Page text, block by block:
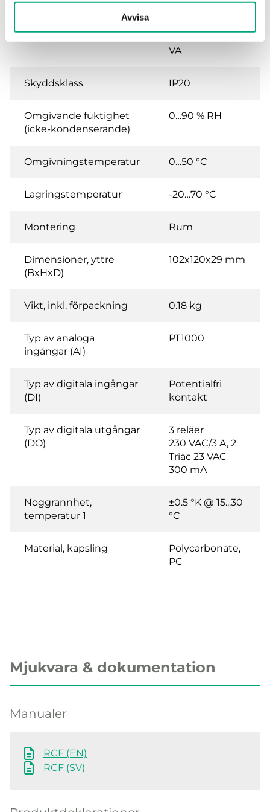
Avvisa
VA
Skyddsklass IP20
Omgivande fuktighet
(icke-kondenserande)
0…90 % RH
Omgivningstemperatur 0…50 °C
Lagringstemperatur -20…70 °C
Montering Rum
Dimensioner, yttre
(BxHxD)
102x120x29 mm
Vikt, inkl. förpackning 0.18 kg
Typ av analoga
ingångar (AI)
PT1000
Typ av digitala ingångar
(DI)
Potentialfri
kontakt
Typ av digitala utgångar
(DO)
3 reläer
230 VAC/3 A, 2
Triac 23 VAC
300 mA
Noggrannhet,
temperatur 1
±0.5 °K @ 15...30
°C
Material, kapsling
Polycarbonate,
PC
Mjukvara & dokumentation
Manualer
RCF (EN)
RCF (SV)